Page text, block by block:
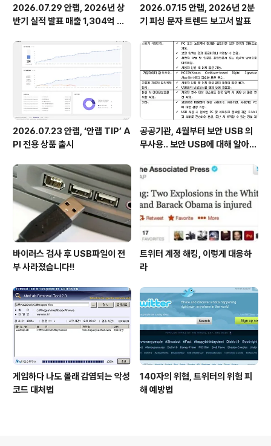
2026.07.29 안랩, 2026년 상
반기 실적 발표 매출 1,304억 원,
2026.07.15 안랩, 2026년 2분
기 피싱 문자 트렌드 보고서 발표
2026.07.23 안랩, ‘안랩 TIP’ A
PI 전용 상품 출시
공공기관, 4월부터 보안 USB 의
무사용.. 보안 USB에 대해 알아봅
바이러스 검사 후 USB파일이 전
부 사라졌습니다!!
트위터 계정 해킹, 이렇게 대응하
라
게임하다 나도 몰래 감염되는 악성
코드 대처법
140자의 위협, 트위터의 위험 피
해 예방법